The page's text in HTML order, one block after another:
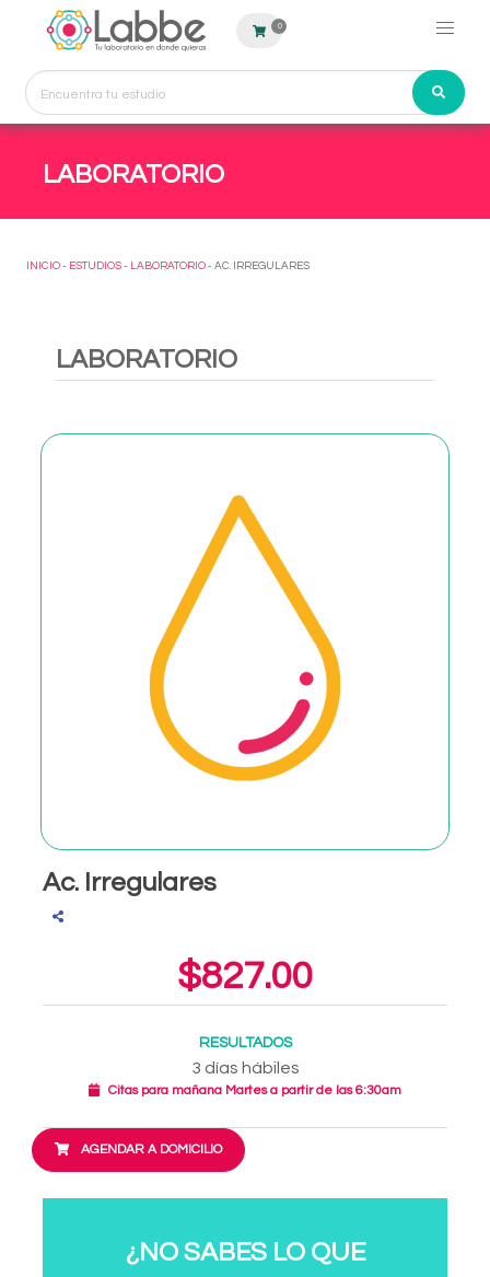
0
LABORATORIO
INICIO - ESTUDIOS - LABORATORIO - AC. IRREGULARES
LABORATORIO
Ac. Irregulares
$827.00
RESULTADOS
3 días hábiles
Citas para mañana Martes a partir de las 6:30am
AGENDAR A DOMICILIO
¿NO SABES LO QUE